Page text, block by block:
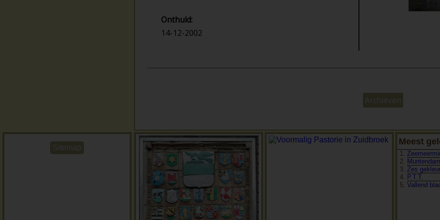
Onthuld:
14-12-2002
Archieven
Sitemap
Meest
Zes
P.T.T.
Vallend